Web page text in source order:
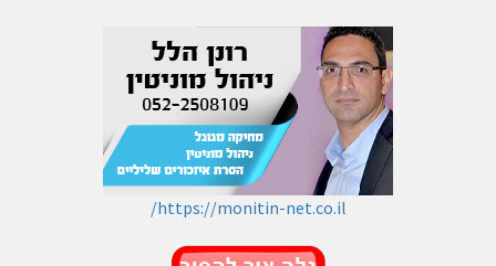
https://monitin-net.co.il/